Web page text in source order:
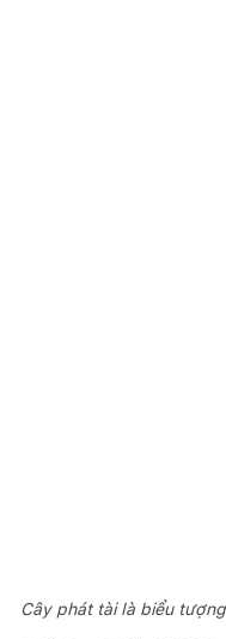
Cây phát tài là biểu